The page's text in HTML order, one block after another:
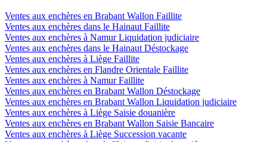
Ventes aux enchères en Brabant Wallon Faillite
Ventes aux enchères dans le Hainaut Faillite
Ventes aux enchères à Namur Liquidation judiciaire
Ventes aux enchères dans le Hainaut Déstockage
Ventes aux enchères à Liège Faillite
Ventes aux enchères en Flandre Orientale Faillite
Ventes aux enchères à Namur Faillite
Ventes aux enchères en Brabant Wallon Déstockage
Ventes aux enchères en Brabant Wallon Liquidation judiciaire
Ventes aux enchères à Liège Saisie douanière
Ventes aux enchères en Brabant Wallon Saisie Bancaire
Ventes aux enchères à Liège Succession vacante